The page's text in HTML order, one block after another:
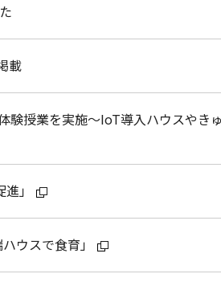
載
験授業を実施～IoT導入ハウスやき
」
ウスで食育」